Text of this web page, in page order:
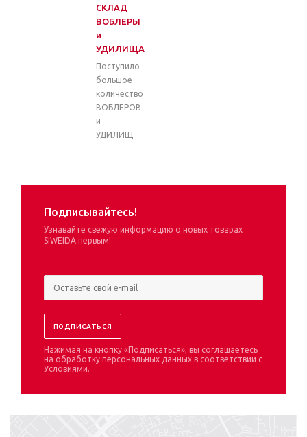
СКЛАД
ВОБЛЕРЫ
и
УДИЛИЩА
Поступило
большое
количество
ВОБЛЕРОВ
и
УДИЛИЩ
Подписывайтесь!
Узнавайте свежую информацию о новых товарах
SIWEIDA первым!
Нажимая на кнопку «Подписаться», вы соглашаетесь
на обработку персональных данных в соответствии с
Условиями.